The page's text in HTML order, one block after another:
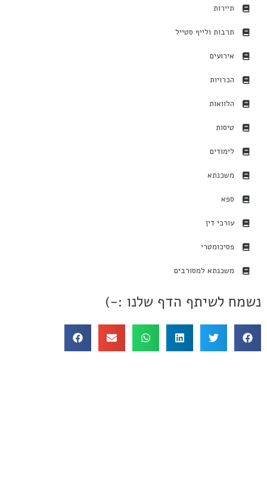
תיירות
תרבות ולייף סטייל
אירועים
הכרויות
הלוואות
טיסות
לימודים
משכנתא
ספא
עורכי דין
פסיכומטרי
משכנתא למסורבים
נשמח לשיתף הדף שלנו :-)